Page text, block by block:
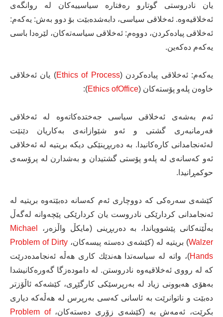
یان نادروستی گوتارو ره‌فتاره‌ سیاسییه‌كان له‌ روانگه‌ی
ئه‌خلاقیه‌وه‌. ئه‌خلاقی سیاسی، دابه‌شده‌بێت بۆ دوو به‌ش: یه‌كه‌م:
ئه‌خلاقی پیاده‌كردن‌، دووه‌م: ئه‌خلاقی سیاسه‌ته‌كان، لێره‌‌دا باسی
یه‌كه‌م ده‌كه‌ین.
یه‌كه‌م: ئه‌خلاقی پیاده‌كردن‌ (Ethics of Process) یان ئه‌خلاقی
خاوه‌ن پله‌و پۆسته‌كان‌ (Ethics ofOffice
):
ئه‌م به‌شه‌ی ئه‌خلاقی سیاسی جه‌ختده‌كاته‌وه‌ له‌ ئه‌خلاقی
فه‌رمانبه‌ری گشتی و ئه‌و شێوازانه‌ى به‌كاریان دێنێت
له‌ئه‌نجامدانی كاره‌كانیدا. به‌ ده‌ربڕینێكی دیكه‌ بریتیه‌ له‌ ئه‌خلاقی
ئه‌و كه‌سانه‌ی له‌ پله‌و پۆستی گشتیدان و به‌شدارن له‌ پرۆسه‌ى
حوكمڕانیدا.
كێشه‌ى سه‌ره‌كی كه‌ دووچاری ئه‌م كه‌سانه‌ ده‌بێته‌وه‌ بریتیه‌ له‌
ئه‌نجامدانی كردارێكی نادروست یان كردارێكی پێچه‌وانه‌ له‌گه‌ڵ
به‌ڵێنه‌كانی پێشوویاندا، به‌ ده‌ربڕینی (مایكڵ واڵزه‌ر،
Michael
Walzer) بریتیه‌ له‌ (كێشه‌ى ده‌سته‌ پیسه‌كان، Problem of Dirty
Hands)، واته‌ له‌ سیاسه‌تدا هه‌ندێك كاری هه‌ڵه‌ ئه‌نجامده‌درێت
كه‌ له‌ رووی ئه‌خلاقیه‌وه‌ نادروستن. له‌ داموده‌زگا گه‌وره‌كانیشدا
به‌هۆی هه‌بوونی زیاد له‌ به‌رپرسێكی كارگێڕی، كێشه‌كه‌ ئاڵۆزتر
ده‌بێت و ناتوانرێت به‌ ئاسانی كه‌سی به‌رپرس له‌ هه‌ڵه‌كه‌ دیاری
بكرێت، ئه‌مه‌ش به‌ (كێشه‌ى زۆری ده‌سته‌كان،Problem of